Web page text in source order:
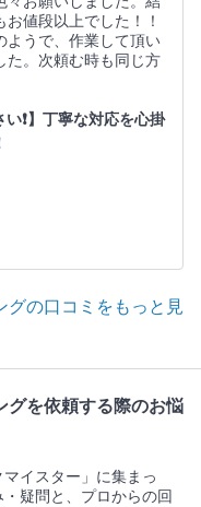
値段以上でした！！
ようで、作業して頂い
た。次頼む時も同じ方
い❗️】丁寧な対応を心掛
グの口コミをもっと見
グを依頼する際のお悩
イスター」に集まっ
疑問と、プロからの回